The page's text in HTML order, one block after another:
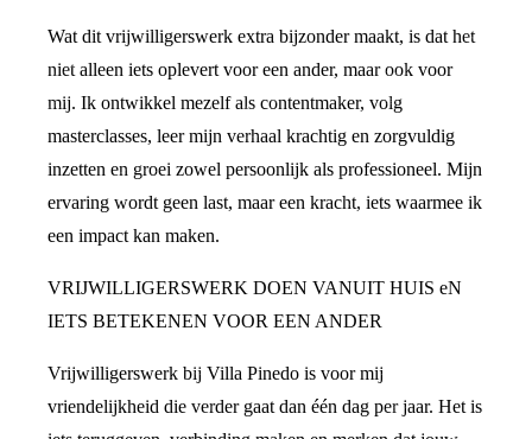
Wat dit vrijwilligerswerk extra bijzonder maakt, is dat het
niet alleen iets oplevert voor een ander, maar ook voor
mij. Ik ontwikkel mezelf als contentmaker, volg
masterclasses, leer mijn verhaal krachtig en zorgvuldig
inzetten en groei zowel persoonlijk als professioneel. Mijn
ervaring wordt geen last, maar een kracht, iets waarmee ik
een impact kan maken.
VRIJWILLIGERSWERK DOEN VANUIT HUIS eN
IETS BETEKENEN VOOR EEN ANDER
Vrijwilligerswerk bij Villa Pinedo is voor mij
vriendelijkheid die verder gaat dan één dag per jaar. Het is